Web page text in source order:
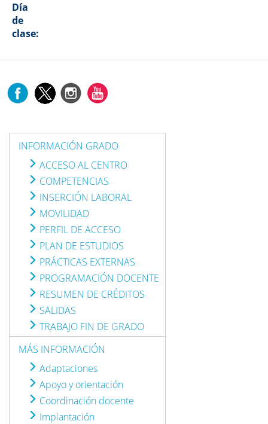
Día
de
clase:
INFORMACIÓN GRADO
ACCESO AL CENTRO
COMPETENCIAS
INSERCIÓN LABORAL
MOVILIDAD
PERFIL DE ACCESO
PLAN DE ESTUDIOS
PRÁCTICAS EXTERNAS
PROGRAMACIÓN DOCENTE
RESUMEN DE CRÉDITOS
SALIDAS
TRABAJO FIN DE GRADO
MÁS INFORMACIÓN
Adaptaciones
Apoyo y orientación
Coordinación docente
Implantación